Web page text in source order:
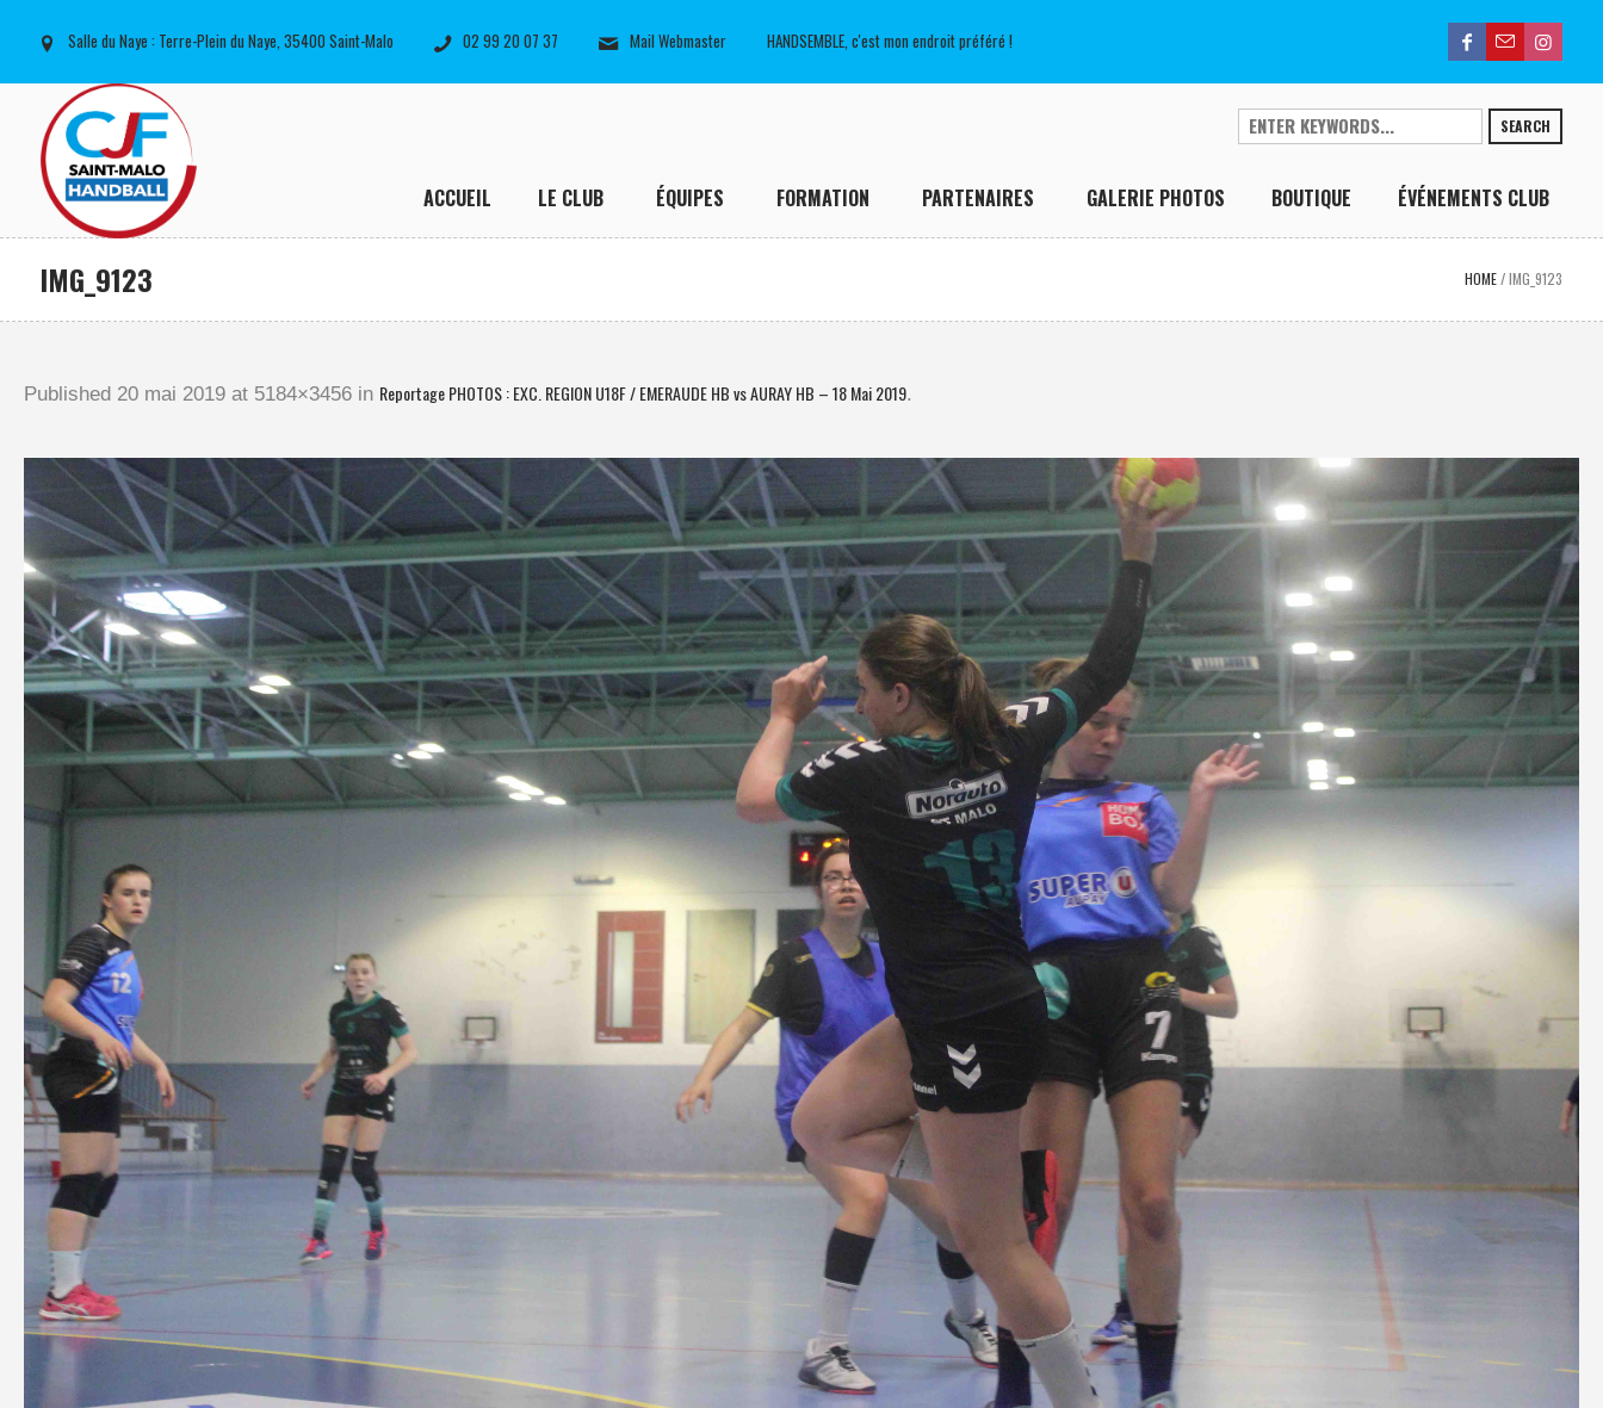
Salle du Naye : Terre-Plein du Naye, 35400 Saint-Malo 02 99 20 07 37 Mail Webmaster HANDSEMBLE, c'est mon endroit préféré !
SEARCH
ACCUEIL LE CLUB ÉQUIPES FORMATION PARTENAIRES GALERIE PHOTOS BOUTIQUE ÉVÉNEMENTS CLUB
IMG_9123 HOME /IMG_9123
Published 20 mai 2019 at 5184×3456 in Reportage PHOTOS : EXC. REGION U18F / EMERAUDE HB vs AURAY HB – 18 Mai 2019.